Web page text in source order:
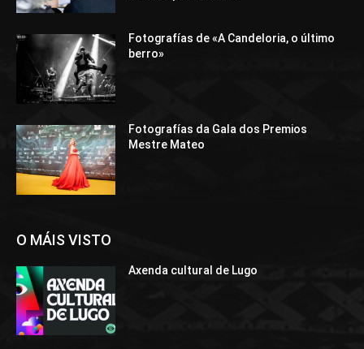
Fotografías de «A Candeloria, o último
berro»
Fotografías da Gala dos Premios
Mestre Mateo
O MÁIS VISTO
Axenda cultural de Lugo